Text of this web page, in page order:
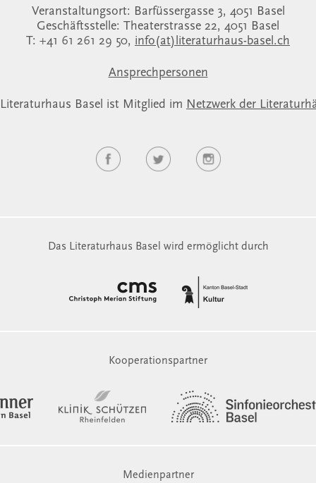
Veranstaltungsort: Barfüssergasse 3, 4051 Basel
Geschäftsstelle: Theaterstrasse 22, 4051 Basel
T: +41 61 261 29 50, info(at)literaturhaus-basel.ch
Ansprechpersonen
Basel ist Mitglied im Netzwerk der
Das Literaturhaus Basel wird ermöglicht durch
Kooperationspartner
Medienpartner